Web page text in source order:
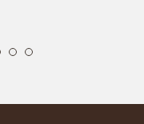
а детально
а не